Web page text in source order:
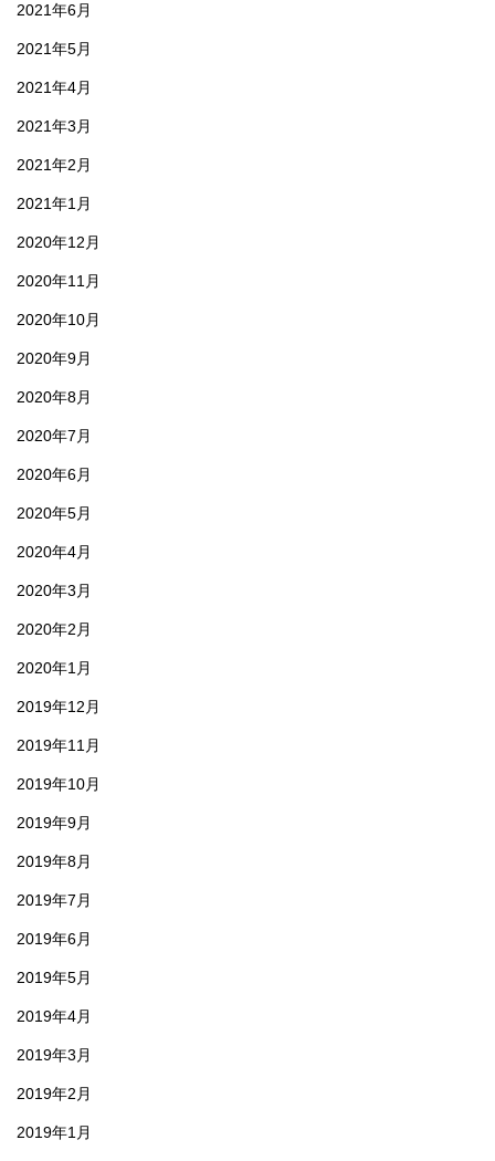
2021年6月
2021年5月
2021年4月
2021年3月
2021年2月
2021年1月
2020年12月
2020年11月
2020年10月
2020年9月
2020年8月
2020年7月
2020年6月
2020年5月
2020年4月
2020年3月
2020年2月
2020年1月
2019年12月
2019年11月
2019年10月
2019年9月
2019年8月
2019年7月
2019年6月
2019年5月
2019年4月
2019年3月
2019年2月
2019年1月